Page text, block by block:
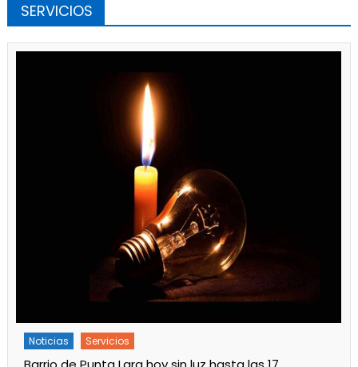
SERVICIOS
Noticias Servicios